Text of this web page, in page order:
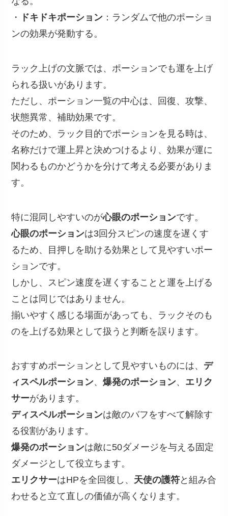
・
ドキドキポーション ：ランダムで他のポーショ
ンの効果が発動する。
ラック上げの文脈では、ポーションでも運を上げ
られる扱いがあります。
ただし、ポーション一覧の中心は、回復、攻撃、
状態異常、補助効果です。
そのため、ラック目的でポーションを見る時は、
名称だけで運上昇と決めつけるより、効果が運に
関わるものかどうかを分けて考える必要がありま
す。
特に混同しやすいのが心眼のポーションです。
心眼のポーションは3回分スピンの速度を遅くす
るため、目押しを助ける効果として見やすいポー
ションです。
しかし、スピン速度を遅くすることと運を上げる
ことは同じではありません。
揃いやすく感じる場面があっても、ラックそのも
のを上げる効果として扱うと判断を誤ります。
おすすめポーションとして見やすいものには、 デ
ィスペルポーション、爆発のポーション、 エリク
サーがあります。
ディスペルポーションは敵のバフをすべて解除す
る役割があります。
爆発のポーションは敵に50ダメージを与える固定
ダメージとして役立ちます。
エリクサーはHPを全回復し、 天使の護符と組み合
わせると立て直しの価値が高くなります。